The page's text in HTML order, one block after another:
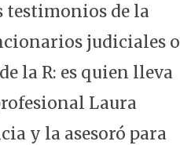
testimonios de la
judiciales o
la R: es quien lleva
Laura
y la asesoró para